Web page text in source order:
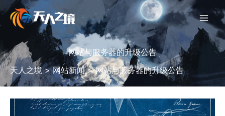
跳
容
网站与服务器的升级公告
天人之境>网站新闻>网站与服务器的升级公告